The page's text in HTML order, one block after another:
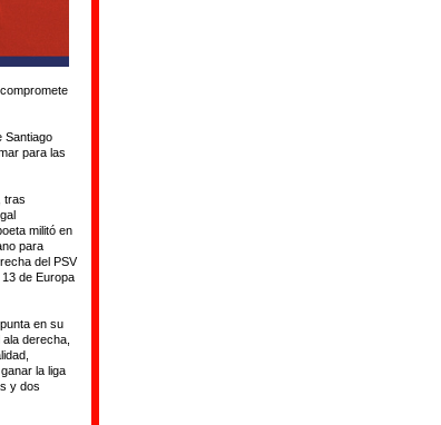
Santiago
para las
tras
militó en
para
del PSV
de Europa
en su
derecha,
la liga
y dos